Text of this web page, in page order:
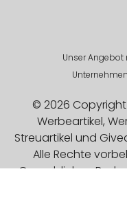
Unser
© 2026
Werbeartikel,
Streuartikel und
Alle Rechte
Gewerblichen